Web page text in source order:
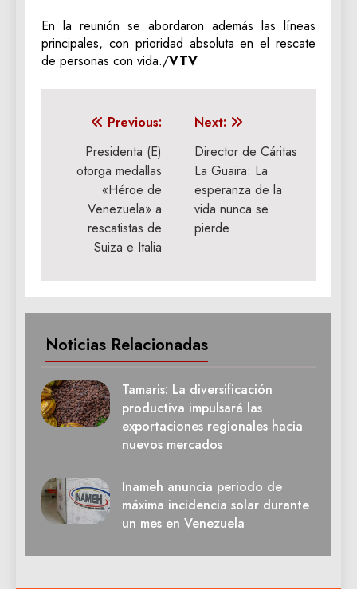
En la reunión se abordaron además las líneas
principales, con prioridad absoluta en el rescate
de personas con vida./VTV
Navegación
entradas
Previous:
Presidenta (E)
otorga medallas
«Héroe de
Venezuela» a
rescatistas de
Suiza e Italia
Next:
Director de Cáritas
La Guaira: La
esperanza de la
vida nunca se
pierde
Noticias Relacionadas
Tamaris: La diversificación
productiva impulsará las
exportaciones regionales hacia
nuevos mercados
Inameh anuncia periodo de
máxima incidencia solar durante
un mes en Venezuela